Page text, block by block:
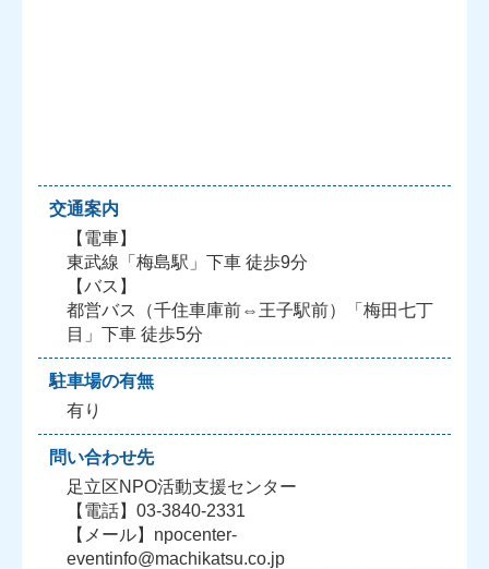
交通案内
【電車】
東武線「梅島駅」下車 徒歩9分
【バス】
都営バス（千住車庫前⇔王子駅前）「梅田七丁
目」下車 徒歩5分
駐車場の有無
有り
問い合わせ先
足立区NPO活動支援センター
【電話】03-3840-2331
【メール】npocenter-
eventinfo@machikatsu.co.jp